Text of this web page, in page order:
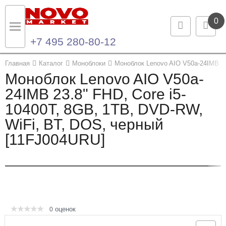
0
+7 495 280-80-12
Главная Каталог Моноблоки Моноблок Lenovo AIO V50a-24IMB
Моноблок Lenovo AIO V50a-
24IMB 23.8" FHD, Core i5-
10400T, 8GB, 1TB, DVD-RW,
WiFi, BT, DOS, черный
[11FJ004URU]
0 оценок
Назад
Каталог продукции
Ноутбуки и ультрабуки
Компьютеры
Назад
Контакты
Контактная информация